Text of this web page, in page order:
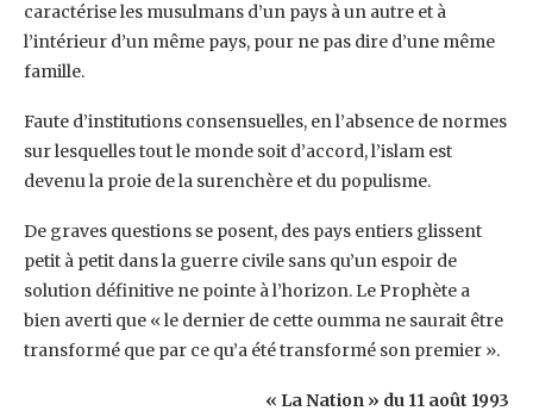
caractérise les musulmans d’un pays à un autre et à
l’intérieur d’un même pays, pour ne pas dire d’une même
famille.
Faute d’institutions consensuelles, en l’absence de normes
sur lesquelles tout le monde soit d’accord, l’islam est
devenu la proie de la surenchère et du populisme.
De graves questions se posent, des pays entiers glissent
petit à petit dans la guerre civile sans qu’un espoir de
solution définitive ne pointe à l’horizon. Le Prophète a
bien averti que « le dernier de cette oumma ne saurait être
transformé que par ce qu’a été transformé son premier ».
« La Nation » du 11 août 1993